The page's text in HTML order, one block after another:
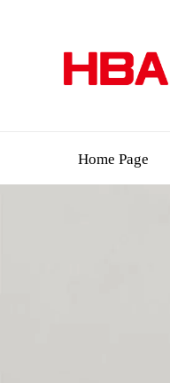
Home Page